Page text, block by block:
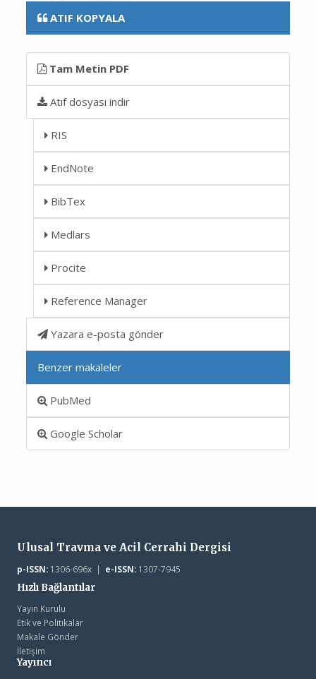
ATIF KOPYALA
Tam Metin PDF
Atıf dosyası indir
RIS
EndNote
BibTex
Medlars
Procite
Reference Manager
Yazara e-posta gönder
Benzer makaleler
PubMed
Google Scholar
Ulusal Travma ve Acil Cerrahi Dergisi
p-ISSN:1306-696x | e-ISSN:1307-7945
Hızlı Bağlantılar
Yayın Kurulu
Etik ve Politikalar
Makale Gönder
İletişim
Yayıncı